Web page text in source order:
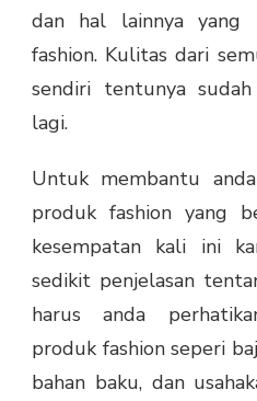
dan hal lainnya yang
fashion. Kulitas dari
sendiri tentunya
lagi.
Untuk membantu
produk fashion yang
kesempatan kali ini
sedikit penjelasan
harus anda
produk fashion seperi
bahan baku, dan